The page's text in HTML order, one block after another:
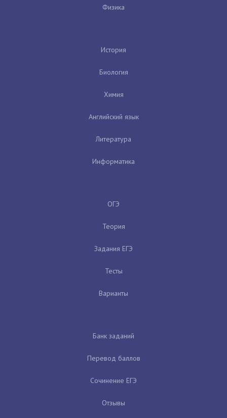
Физика
История
Биология
Химия
Английский язык
Литература
Информатика
ОГЭ
Теория
Задания ЕГЭ
Тесты
Варианты
Банк заданий
Перевод баллов
Сочинение ЕГЭ
Отзывы